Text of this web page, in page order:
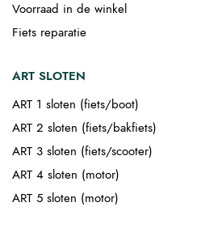
Voorraad in de winkel
Fiets reparatie
ART SLOTEN
ART 1 sloten (fiets/boot)
ART 2 sloten (fiets/bakfiets)
ART 3 sloten (fiets/scooter)
ART 4 sloten (motor)
ART 5 sloten (motor)